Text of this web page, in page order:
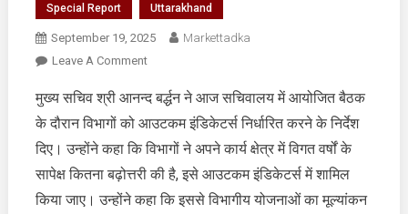
Special Report
Uttarakhand
September 19, 2025
Markettadka
Leave A CommentOn
को
आउटकम
इंडिकेटर्स
निर्धारित
के
मुख्य सचिव श्री आनन्द बर्द्धन ने आज सचिवालय में आयोजित बैठक
के दौरान विभागों को आउटकम इंडिकेटर्स निर्धारित करने के निर्देश
दिए। उन्होंने कहा कि विभागों ने अपने कार्य क्षेत्र में विगत वर्षों के
सापेक्ष कितना बढ़ोत्तरी की है, इसे आउटकम इंडिकेटर्स में शामिल
किया जाए। उन्होंने कहा कि इससे विभागीय योजनाओं का मूल्यांकन